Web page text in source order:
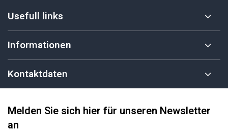
Usefull links
Informationen
Kontaktdaten
Melden Sie sich hier für unseren Newsletter
an